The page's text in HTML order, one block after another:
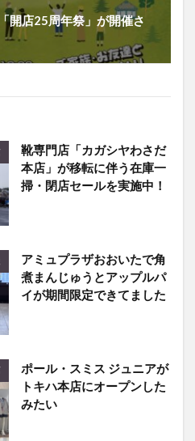
開店25周年祭」が開催さ
靴専門店「カガシヤわさだ
本店」が移転に伴う在庫一
掃・閉店セールを実施中！
アミュプラザおおいたで角
煮まんじゅうとアップルパ
イが期間限定できてました
ポール・スミス ジュニアが
トキハ本店にオープンした
みたい